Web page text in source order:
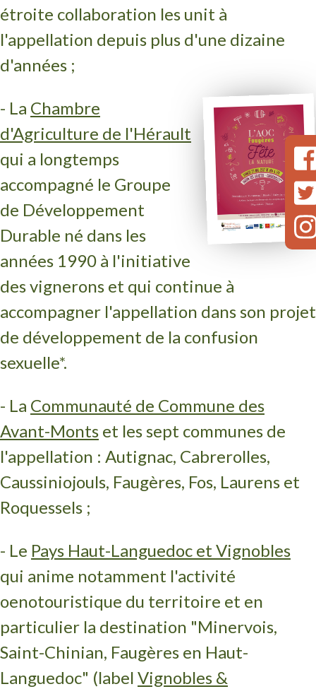
étroite collaboration les unit à
l'appellation depuis plus d'une dizaine
d'années ;
- La Chambre
d'Agriculture de l'Hérault
qui a longtemps
accompagné le Groupe
de Développement
Durable né dans les
années 1990 à l'initiative
des vignerons et qui continue à
accompagner l'appellation dans son projet
de développement de la confusion
sexuelle*.
- La Communauté de Commune des
Avant-Monts et les sept communes de
l'appellation : Autignac, Cabrerolles,
Caussiniojouls, Faugères, Fos, Laurens et
Roquessels ;
- Le Pays Haut-Languedoc et Vignobles
qui anime notamment l'activité
oenotouristique du territoire et en
particulier la destination "Minervois,
Saint-Chinian, Faugères en Haut-
Languedoc" (label Vignobles &